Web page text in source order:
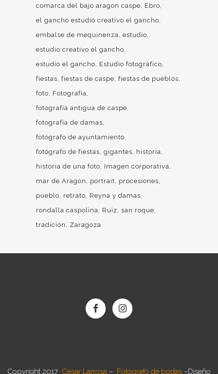
comarca del bajo aragon caspe
Ebro
el gancho estudio creativo el gancho
embalse de mequinenza estudio
estudio creativo el gancho
estudio el gancho
Estudio fotográfico
fiestas fiestas de caspe fiestas de pueblos
foto
Fotografia
fotografía antigua de caspe
fotografía de damas
fotógrafo de ayuntamiento
fotógrafo de fiestas gigantes
historia
historia de una foto
Imagen corporativa
mar de Aragon
portrait
procesiones
pueblo
retrato
Reyna y damas
rondalla caspolina
Ruiz san roque
tradición
Zaragoza
Copyright 2017 Cesar Larrosa – Fotógrafo de bodas –Diseño